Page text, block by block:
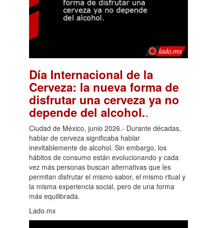
Día Internacional de la
Cerveza: la nueva forma de
disfrutar una cerveza ya no
depende del alcohol..
Ciudad de México, junio 2026.- Durante décadas,
hablar de cerveza significaba hablar
inevitablemente de alcohol. Sin embargo, los
hábitos de consumo están evolucionando y cada
vez más personas buscan alternativas que les
permitan disfrutar el mismo sabor, el mismo ritual y
la misma experiencia social, pero de una forma
más equilibrada.
Lado.mx